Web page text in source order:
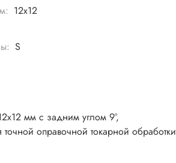
12x12
S
мм с задним углом 9°,
оправочной токарной обработки